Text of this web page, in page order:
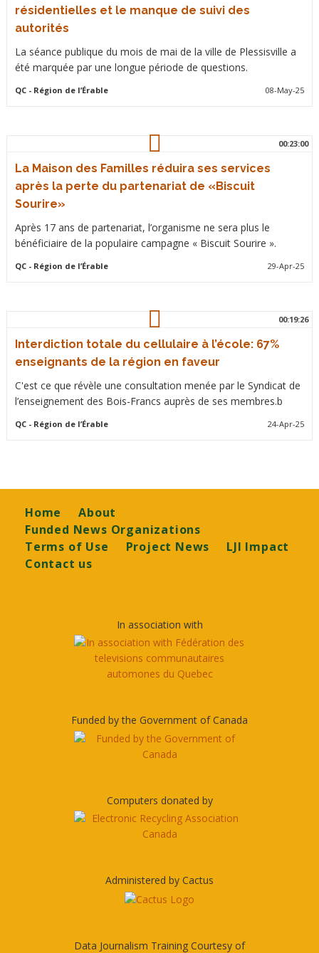
résidentielles et le manque de suivi des
autorités
La séance publique du mois de mai de la ville de Plessisville a
été marquée par une longue période de questions.
QC- Région de l’Érable 08-May-25
00:23:00
La Maison des Familles réduira ses services
après la perte du partenariat de «Biscuit
Sourire»
Après 17 ans de partenariat, l’organisme ne sera plus le
bénéficiaire de la populaire campagne « Biscuit Sourire ».
QC- Région de l’Érable 29-Apr-25
00:19:26
Interdiction totale du cellulaire à l’école: 67%
enseignants de la région en faveur
C'est ce que révèle une consultation menée par le Syndicat de
l’enseignement des Bois-Francs auprès de ses membres.b
QC- Région de l’Érable 24-Apr-25
Footer
Home
About
Funded News Organizations
Terms of Use
Project News
LJI Impact
Contact us
In association with
Funded by the Government of Canada
Computers donated by
Administered by Cactus
Data Journalism Training Courtesy of